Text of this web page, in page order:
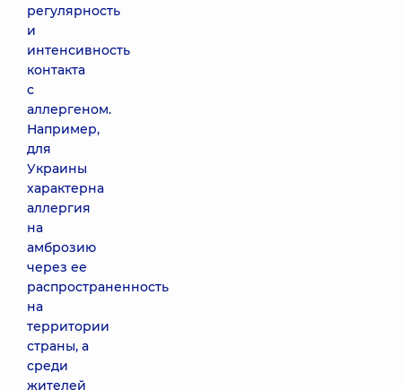
регулярность
и
интенсивность
контакта
с
аллергеном.
Например,
для
Украины
характерна
аллергия
на
амброзию
через ее
распространенность
на
территории
страны, а
среди
жителей